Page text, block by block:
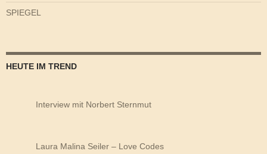
SPIEGEL
HEUTE IM TREND
Interview mit Norbert Sternmut
Laura Malina Seiler – Love Codes